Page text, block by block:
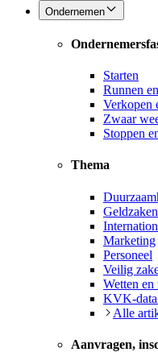
Ondernemen
Starten
Runnen
Verkopen
Zwaar
Stoppen
Thema
Geldzaken
Marketing
Personeel
Veilig
Wetten en
KVK-data
Alle
Aanvragen,